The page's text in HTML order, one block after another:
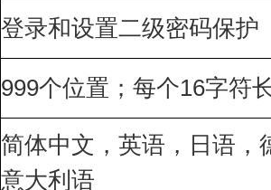
登录和设置二级密码保护
999个位置；每个16字符
简体中文，英语，日语，
意大利语